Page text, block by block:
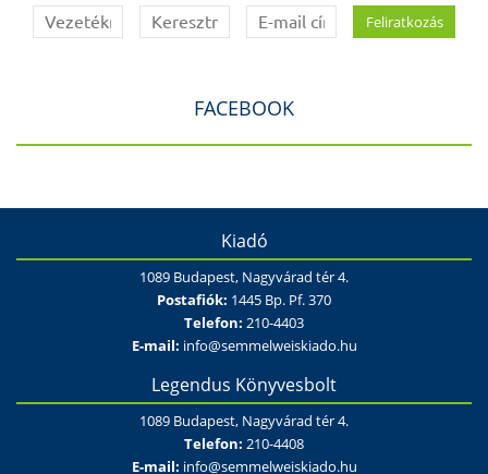
FACEBOOK
Kiadó
1089 Budapest, Nagyvárad tér 4.
Postafiók: 1445 Bp. Pf. 370
Telefon: 210-4403
E-mail: info@semmelweiskiado.hu
Legendus Könyvesbolt
1089 Budapest, Nagyvárad tér 4.
Telefon: 210-4408
E-mail: info@semmelweiskiado.hu